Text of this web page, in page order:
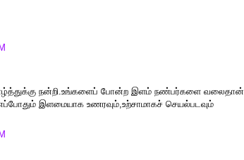
வாழ்த்துக்கு நன்றி.உங்களைப் போன்ற இளம் நண்பர்களை வலைதான்
இளமையாக உணரவும்,உற்சாமாகச் செயல்படவும்